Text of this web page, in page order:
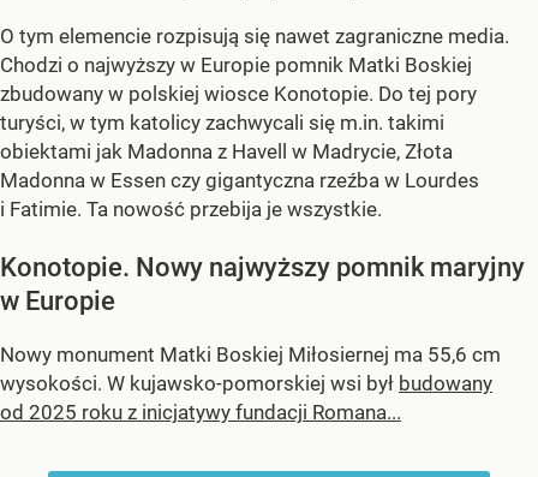
O tym elemencie rozpisują się nawet zagraniczne media.
Chodzi o najwyższy w Europie pomnik Matki Boskiej
zbudowany w polskiej wiosce Konotopie. Do tej pory
turyści, w tym katolicy zachwycali się m.in. takimi
obiektami jak Madonna z Havell w Madrycie, Złota
Madonna w Essen czy gigantyczna rzeźba w Lourdes
i Fatimie. Ta nowość przebija je wszystkie.
Konotopie. Nowy najwyższy pomnik maryjny
w Europie
Nowy monument Matki Boskiej Miłosiernej ma 55,6 cm
wysokości. W kujawsko-pomorskiej wsi był budowany
od 2025 roku z inicjatywy fundacji Romana...